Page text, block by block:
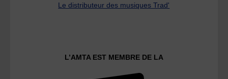
Le distributeur des musiques Trad'
L’AMTA EST MEMBRE DE LA